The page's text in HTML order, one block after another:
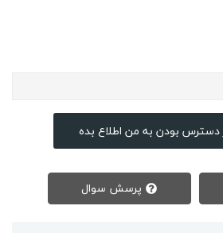
بودن به من اطلاع بده